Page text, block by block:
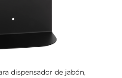
dispensador de jabón,